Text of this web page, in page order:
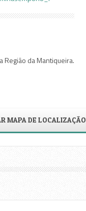
Região da Mantiqueira.
MAPA DE LOCALIZAÇÃO